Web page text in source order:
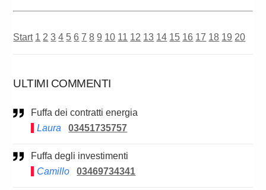
Start 1 2 3 4 5 6 7 8 9 10 11 12 13 14 15 16 17 18 19 20
ULTIMI COMMENTI
Fuffa dei contratti energia
Laura
03451735757
Fuffa degli investimenti
Camillo
03469734341